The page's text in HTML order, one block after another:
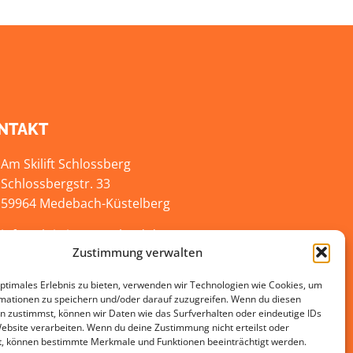
Zustimmung verwalten
Erlebnis zu bieten, verwenden wir Technologien wie Cookies, um
zu speichern und/oder darauf zuzugreifen. Wenn du diesen
zustimmst, können wir Daten wie das Surfverhalten oder eindeutige IDs
verarbeiten. Wenn du deine Zustimmung nicht erteilst oder
können bestimmte Merkmale und Funktionen beeinträchtigt werden.
Am Skilift Schlossberg
Schlossbergstr. 33
59964 Medebach-Küstelberg
info@aktiv-im-sauerland.de